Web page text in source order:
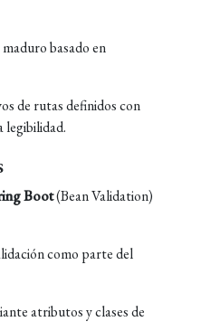
basado en
de rutas definidos con
legibilidad.
Boot(Bean Validation)
como parte del
atributos y clases de